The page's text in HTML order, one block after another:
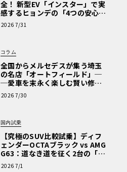
全！ 新型EV「インスター」で実
感するヒョンデの「4つの安心」
【第1回・ヒョンデ6つの疑問：
Why? Hyundai?】〈PR〉
2026 7/31
コラム
全国からメルセデスが集う埼玉
の名店「オートフィールド」─
─愛車を末永く楽しむ賢い修理
術と、プロがフックス製オイル
を選ぶ理由〈PR〉
2026 7/30
国内試乗
【究極のSUV比較試乗】ディフ
ェンダーOCTAブラック vs AMG
G63：道なき道を征く2台の「対
極的アプローチ」
2026 7/1